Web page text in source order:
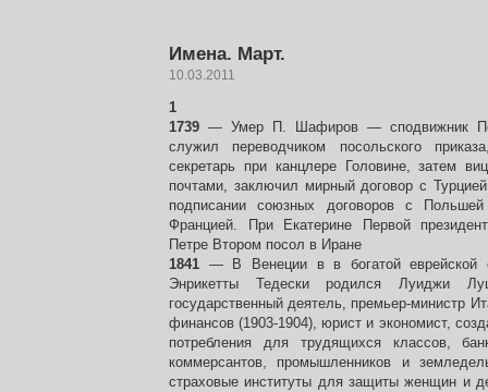
Имена. Март.
10.03.2011
1
1739 — Умер П. Шафиров — сподвижник
служил переводчиком посольского
секретарь при канцлере Головине, затем
почтами, заключил мирный договор с
подписании союзных договоров с
Францией. При Екатерине Первой
Петре Втором посол в Иране
1841 — В Венеции в в богатой еврейской
Энрикетты Тедески родился Луиджи
государственный деятель, премьер-министр
финансов (1903-1904), юрист и экономист,
потребления для трудящихся классов,
коммерсантов, промышленников и
страховые институты для защиты женщин и